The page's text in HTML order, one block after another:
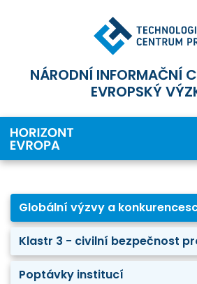
NÁRODNÍ INFORMAČNÍ
EVROPSKÝ
Globální výzvy a
Klastr 3 - civilní bezpečnost
Poptávky institucí